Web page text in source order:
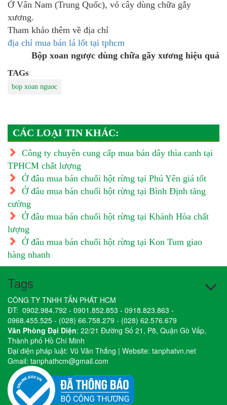
Ở Vân Nam (Trung Quốc), vỏ cây dùng chữa gẫy
xương.
Tham khảo thêm về địa chỉ
địa chỉ mua bán lá lốt tại tphcm
Bộp xoan ngược dùng chữa gãy xương hiệu quả
TAGs
bop xoan nguoc
CÁC LOẠI TIN KHÁC:
Công ty chuyên cung cấp mua bán dây thìa canh tại
TPHCM chất lượng
Ở đâu mua bán chuối hột rừng tại Phú Yên giá tốt
Ở đâu mua bán chuối hột rừng tại Bình Định tăng
cường
Ở đâu mua bán chuối hột rừng tại Khánh Hòa chất
lượng
Ở đâu mua bán chuối hột rừng tại Kon Tum giao
hàng nhanh
Tags
CÔNG TY TNHH TẤN PHÁT HCM
ĐT: 0902.984.792 - 0901.852.853 - 0918.823.863 -
0968.455.525 - (028) 66.758.279 - (028) 62.576.679
Văn Phòng Đại Diện: 22/21 Đường Số 21, P8, Quận Gò Vấp,
Thành phố Hồ Chí Minh
Đại diện pháp luật: Vũ Văn Thắng | Website: tanphatvn.net
Gmail: tanphathcm@gmail.com